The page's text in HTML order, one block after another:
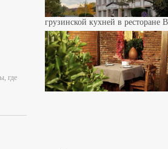
где
грузинской кухней в ресторане